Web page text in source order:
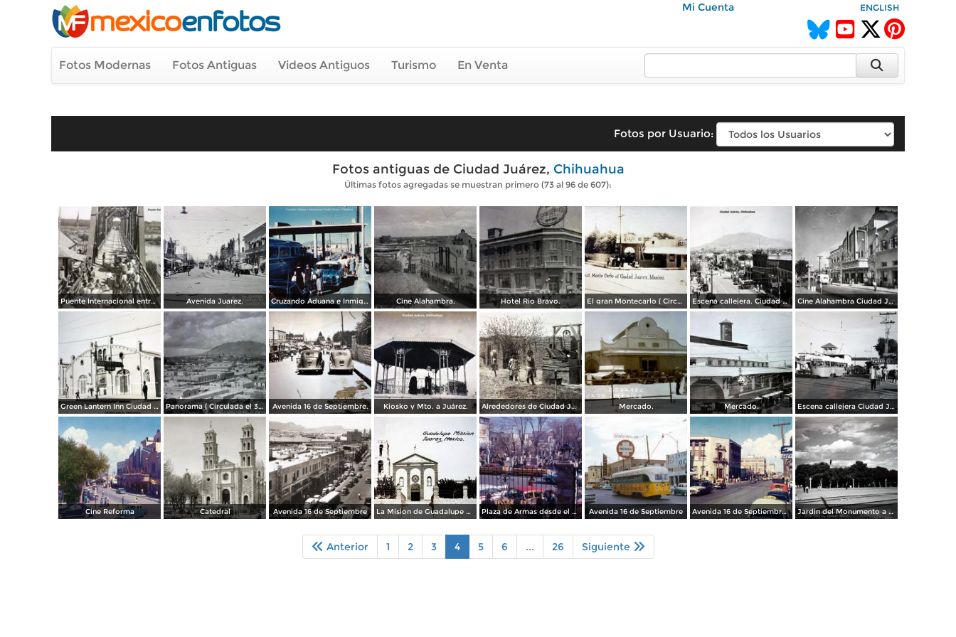
Mi Cuenta ENGLISH
Fotos Modernas Fotos Antiguas Videos Antiguos Turismo En Venta
Fotos por Usuario:
Fotos antiguas de Ciudad Juárez, Chihuahua
Últimas fotos agregadas se muestran primero (73 al 96 de 607):
Puente Internacional entre Mexico y USA. Avenida Juarez. Cruzando Aduana e Inmigracion Ciudad Juárez, Chihuahua Cine Alahambra. Hotel Rio Bravo. El gran Montecarlo ( Circulada el 30 de Octubre de 1927 ). Escena callejera. Ciudad Juárez, Chihuahua ( Circulada el 30 de Septiembre de 1930 ). Cine Alahambra Ciudad Juárez, Chihuahua.
Green Lantern Inn Ciudad Juárez, Chihuahua. Panorama ( Circulada el 3 de Marzo de 1952 ). Avenida 16 de Septiembre. Kiosko y Mto. a Juárez. Alrededores de Ciudad Juárez, Chihuahua por el fotografo Walter H Horne. Mercado. Mercado. Escena callejera Ciudad Juárez, Chihuahua .
Cine Reforma Catedral Avenida 16 de Septiembre La Mision de Guadalupe Ciudad Juárez, Chihuahua. Plaza de Armas desde el atrio de la catedral (1968) Avenida 16 de Septiembre Avenida 16 de Septiembre y antigua terminal de autobuses Greyhound Jardin del Monumento a Juarez.
Anterior 1 2 3 4 5 6 ... 26 Siguiente